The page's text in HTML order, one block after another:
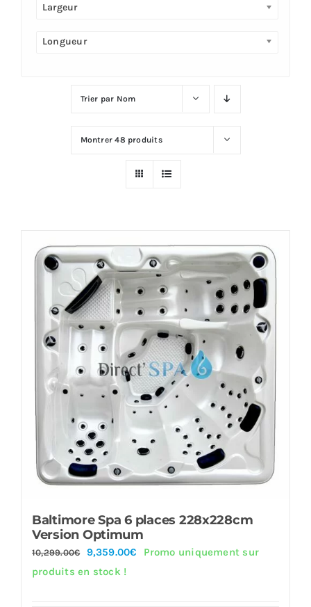
Largeur
Longueur
Trier par Nom
Montrer48 produits
Offre!
Baltimore Spa 6 places 228x228cm
Version Optimum
10,299.00€
Le
prix
9,359.00€LePromo uniquement sur
produits en stock !